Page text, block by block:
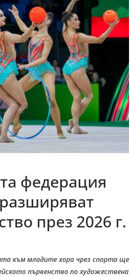
федерация
през 2026 г.
към младите хора чрез спорта ще
първенство по художествена